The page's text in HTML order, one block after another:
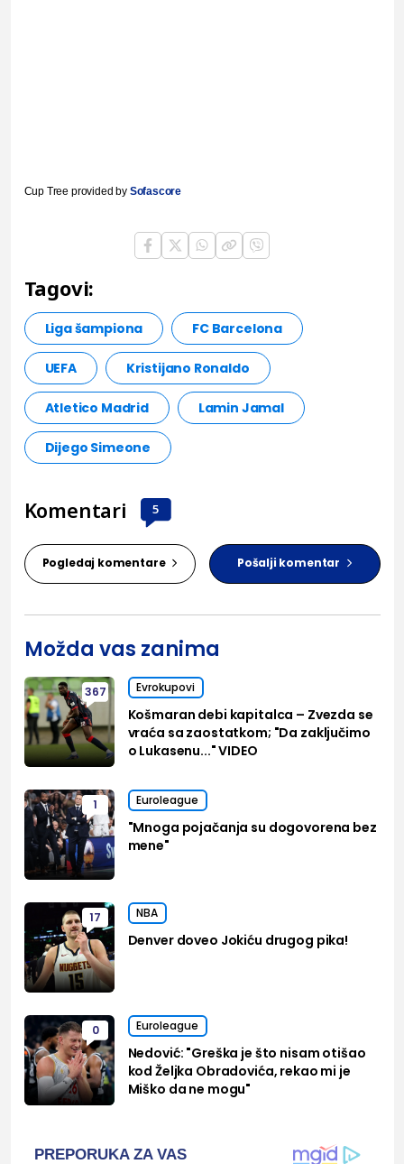
Cup Tree provided by Sofascore
Tagovi:
Liga šampiona FC Barcelona
UEFA Kristijano Ronaldo
Atletico Madrid Lamin Jamal
Dijego Simeone
Komentari 5
Pogledaj komentare Pošalji komentar
Možda vas zanima
367 Evrokupovi
Košmaran debi kapitalca – Zvezda se
vraća sa zaostatkom; "Da zaključimo
o Lukasenu..." VIDEO
1 Euroleague
"Mnoga pojačanja su dogovorena bez
mene"
17 NBA
Denver doveo Jokiću drugog pika!
0 Euroleague
Nedović: "Greška je što nisam otišao
kod Željka Obradovića, rekao mi je
Miško da ne mogu"
PREPORUKA ZA VAS